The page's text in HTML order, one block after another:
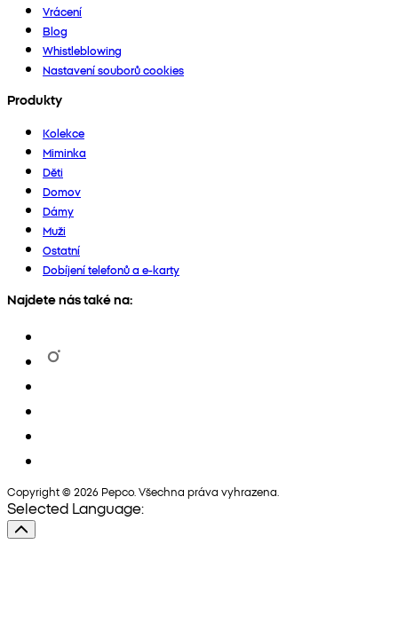
Vrácení
Blog
Whistleblowing
Nastavení souborů cookies
Produkty
Kolekce
Miminka
Děti
Domov
Dámy
Muži
Ostatní
Dobíjení telefonů a e-karty
Najdete nás také na:
Copyright © 2026 Pepco. Všechna práva vyhrazena.
Selected Language: